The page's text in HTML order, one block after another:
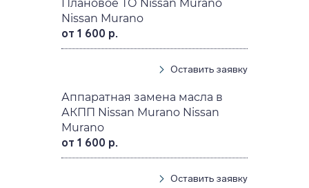
Плановое ТО Nissan Murano
Nissan Murano
от 1 600 р.
Оставить заявку
Аппаратная замена масла в
АКПП Nissan Murano Nissan
Murano
от 1 600 р.
Оставить заявку